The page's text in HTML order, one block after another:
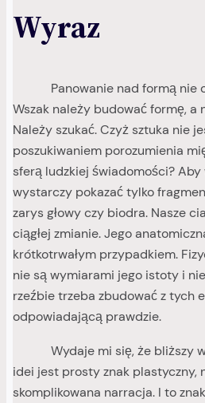
Wyraz
Panowanie nad formą nie
Wszak należy budować formę, a
Należy szukać. Czyż sztuka nie
poszukiwaniem porozumienia
sferą ludzkiej świadomości? Aby
wystarczy pokazać tylko
zarys głowy czy biodra. Nasze
ciągłej zmianie. Jego
krótkotrwałym przypadkiem.
nie są wymiarami jego istoty i
rzeźbie trzeba zbudować z tych
odpowiadającą prawdzie.
Wydaje mi się, że bliższy
idei jest prosty znak plastyczny,
skomplikowana narracja. I to